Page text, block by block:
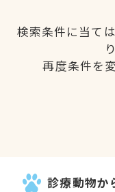
検索条件に当て
再度条件を
診療動物か